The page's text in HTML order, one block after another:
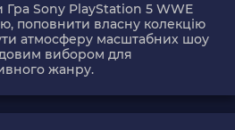
Sony PlayStation 5 WWE
поповнити власну колекцію
атмосферу масштабних шоу
вибором для
жанру.